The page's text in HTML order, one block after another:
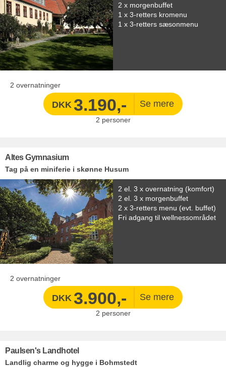
2 x morgenbuffet
1 x 3-retters kromenu
1 x 3-retters sæsonmenu
2 overnatninger
DKK 3.190,-
2 personer
Altes Gymnasium
Tag på en miniferie i skønne Husum
2 el. 3 x overnatning (komfort)
2 el. 3 x morgenbuffet
2 x 3-retters menu (evt. buffet)
Fri adgang til wellnessområdet
2 overnatninger
DKK 3.900,-
2 personer
Paulsen's Landhotel
Landlig charme og hygge i Bohmstedt